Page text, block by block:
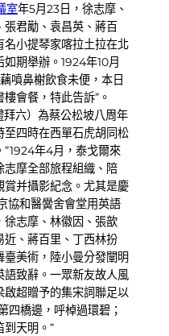
室年5月23日，徐志摩、
君勱、袁昌英、蔣百
名小提琴家喀拉土拉在北
期舉辦。1924年10月
噴鼻榭飲食未便，本日
會餐，特此告訴”。
拜六）為蔡公松坡八周年
至四時在西單石虎胡同松
年4月，泰戈爾來
摩全部旅程組織、陪
并攝影紀念。尤其是慶
協和醫黌舍會堂用英語
志摩、林徽因、張歆
近、蔣百里、丁西林扮
美術，陸小曼分發闡明
致辭。一眾新友故人風
超贈予的集宋詞聯足以
四橋邊，呼棹過環碧；
天明。”